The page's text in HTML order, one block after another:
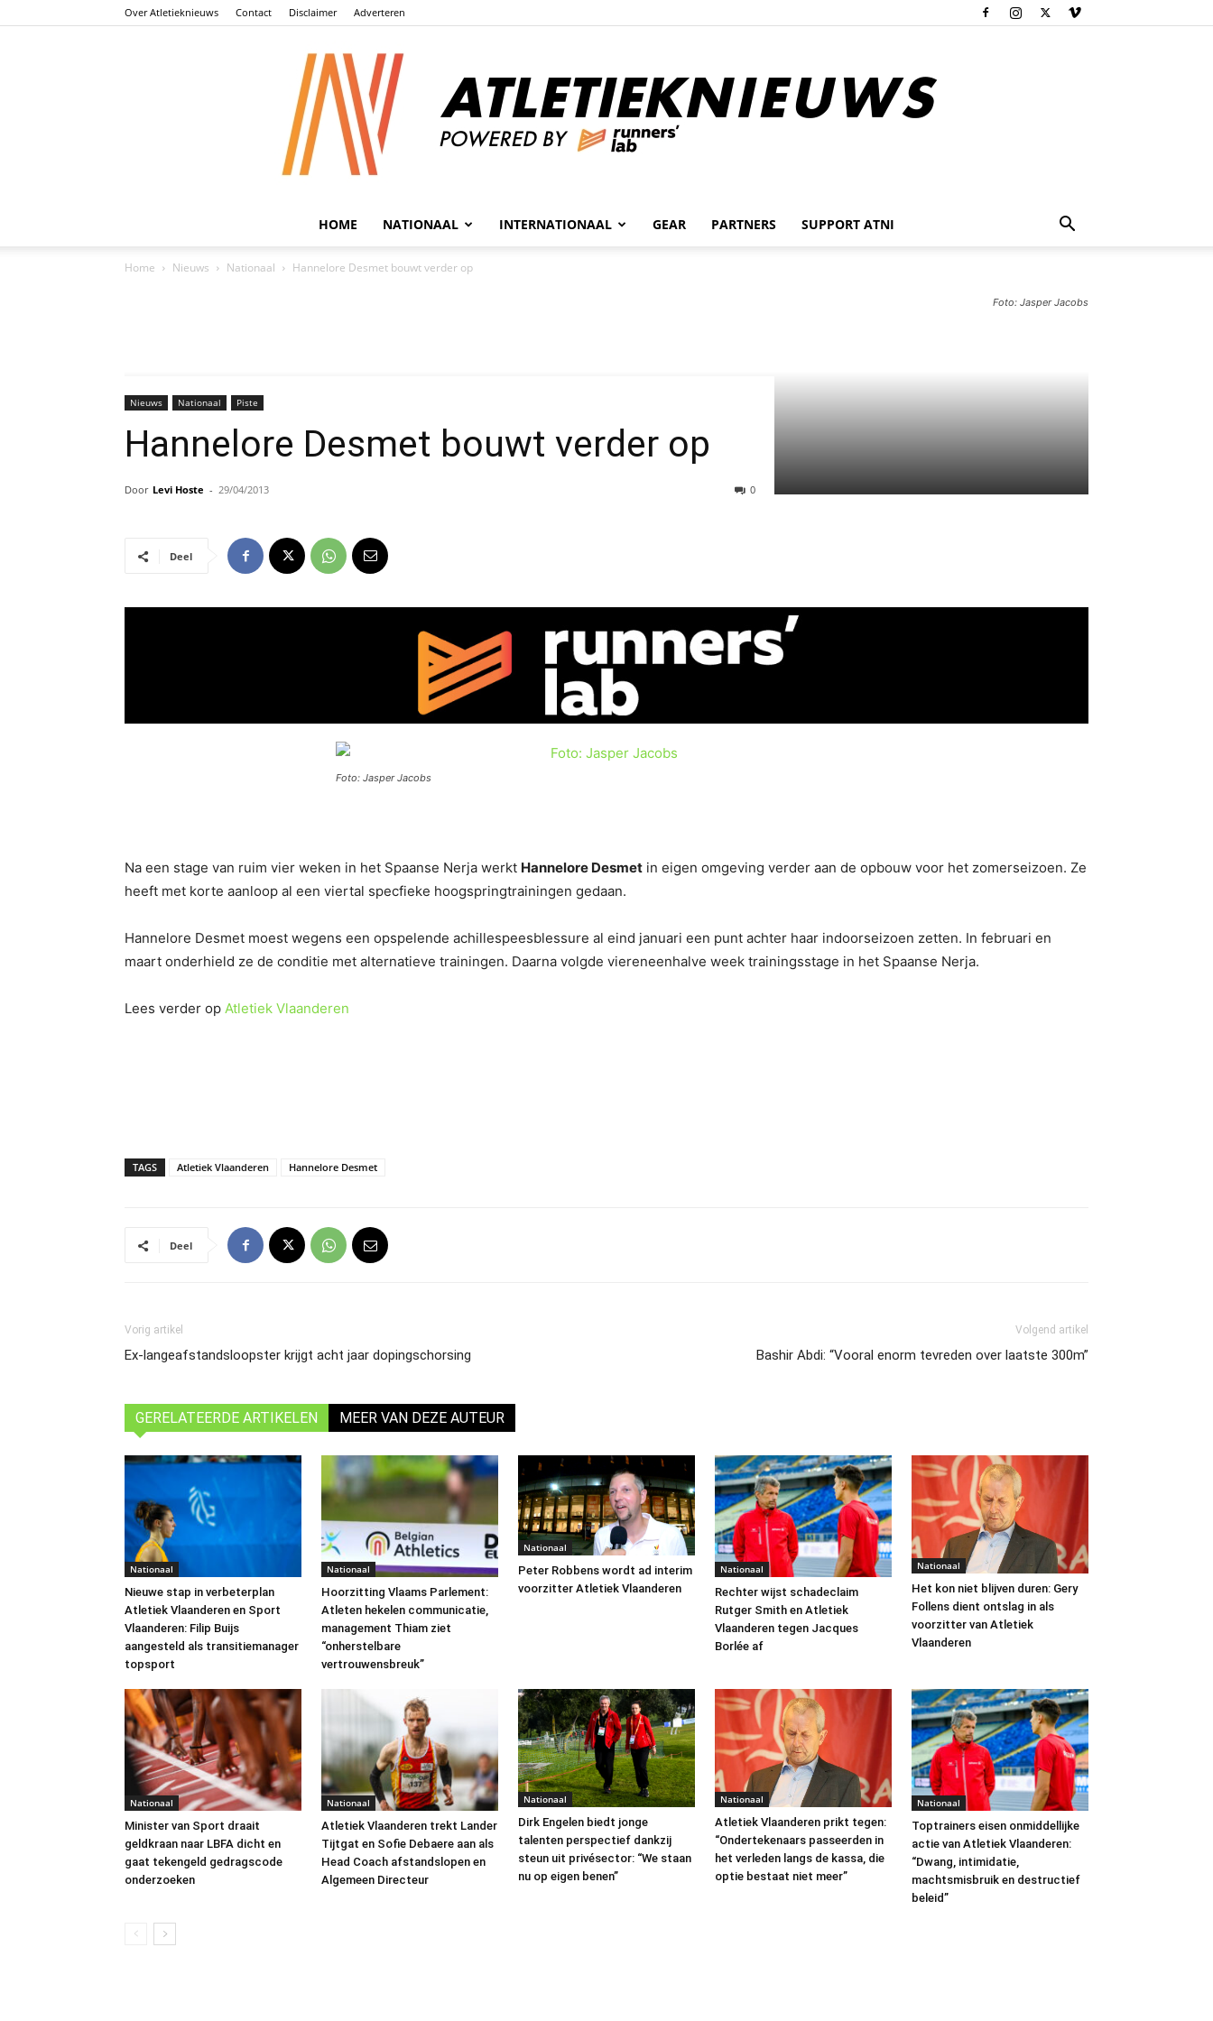
Over Atletieknieuws Contact Disclaimer Adverteren
HOME NATIONAAL INTERNATIONAAL GEAR PARTNERS SUPPORT ATNI
Home Nieuws Nationaal Hannelore Desmet bouwt verder op
Foto: Jasper Jacobs
Nieuws Nationaal Piste
Hannelore Desmet bouwt verder op
Door Levi Hoste - 29/04/2013 0
Deel
Foto: Jasper Jacobs
Na een stage van ruim vier weken in het Spaanse Nerja werkt Hannelore Desmet in eigen omgeving verder aan de opbouw voor het zomerseizoen. Ze
heeft met korte aanloop al een viertal specfieke hoogspringtrainingen gedaan.
Hannelore Desmet moest wegens een opspelende achillespeesblessure al eind januari een punt achter haar indoorseizoen zetten. In februari en
maart onderhield ze de conditie met alternatieve trainingen. Daarna volgde viereneenhalve week trainingsstage in het Spaanse Nerja.
Lees verder op Atletiek Vlaanderen
TAGS Atletiek Vlaanderen Hannelore Desmet
Deel
Vorig artikel
Ex-langeafstandsloopster krijgt acht jaar dopingschorsing
Volgend artikel
Bashir Abdi: “Vooral enorm tevreden over laatste 300m”
GERELATEERDE ARTIKELEN MEER VAN DEZE AUTEUR
Nationaal
Nieuwe stap in verbeterplan
Atletiek Vlaanderen en Sport
Vlaanderen: Filip Buijs
aangesteld als transitiemanager
topsport
Nationaal
Hoorzitting Vlaams Parlement:
Atleten hekelen communicatie,
management Thiam ziet
“onherstelbare
vertrouwensbreuk”
Nationaal
Peter Robbens wordt ad interim
voorzitter Atletiek Vlaanderen
Nationaal
Rechter wijst schadeclaim
Rutger Smith en Atletiek
Vlaanderen tegen Jacques
Borlée af
Nationaal
Het kon niet blijven duren: Gery
Follens dient ontslag in als
voorzitter van Atletiek
Vlaanderen
Nationaal
Minister van Sport draait
geldkraan naar LBFA dicht en
gaat tekengeld gedragscode
onderzoeken
Nationaal
Atletiek Vlaanderen trekt Lander
Tijtgat en Sofie Debaere aan als
Head Coach afstandslopen en
Algemeen Directeur
Nationaal
Dirk Engelen biedt jonge
talenten perspectief dankzij
steun uit privésector: “We staan
nu op eigen benen”
Nationaal
Atletiek Vlaanderen prikt tegen:
“Ondertekenaars passeerden in
het verleden langs de kassa, die
optie bestaat niet meer”
Nationaal
Toptrainers eisen onmiddellijke
actie van Atletiek Vlaanderen:
“Dwang, intimidatie,
machtsmisbruik en destructief
beleid”